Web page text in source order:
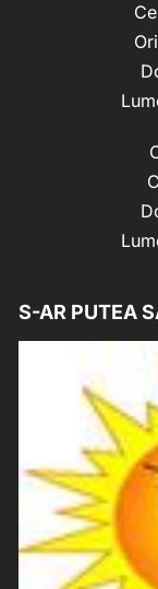
S-AR PUTEA